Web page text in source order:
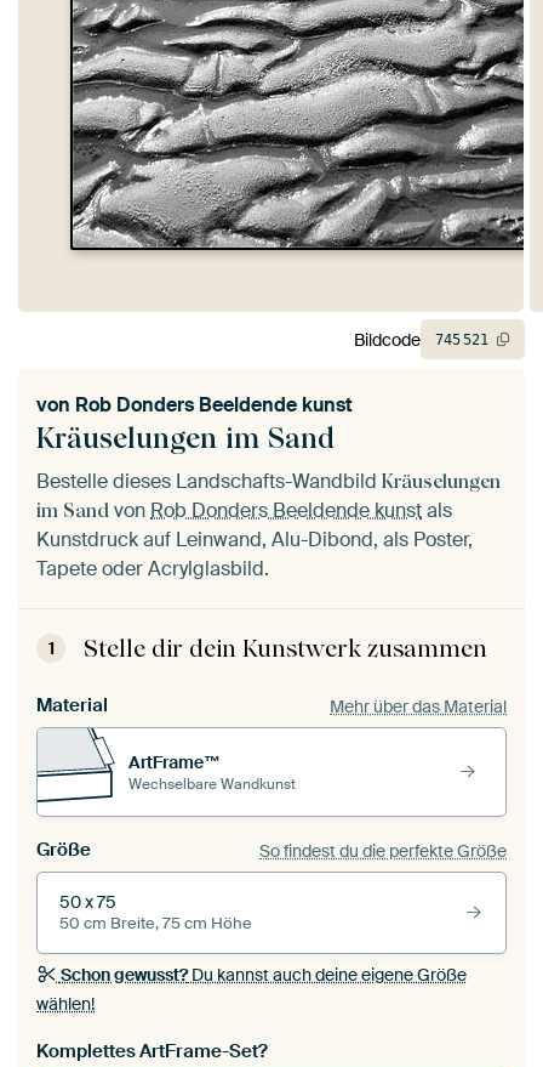
Kräuselungen im Sand
von Rob Donders Beeldende kunst
Bestelle dieses Landschafts-Wandbild Kräuselungen
im Sand vonRob Donders Beeldende kunstals
Kunstdruck auf Leinwand, Alu-Dibond, als Poster,
Tapete oder Acrylglasbild.
1 Stelle dir dein Kunstwerk zusammen
Material Mehr über das Material
ArtFrame™
Wechselbare Wandkunst
Größe So findest du die perfekte Größe
50 x 75
50 cm Breite, 75 cm Höhe
Schon gewusst?Du kannst auch deine eigene Größe
wählen!
Komplettes ArtFrame-Set?
Bildcode 745521